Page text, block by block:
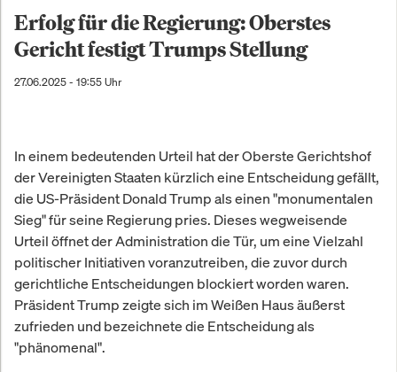
Erfolg für die Regierung: Oberstes
Gericht festigt Trumps Stellung
27.06.2025 - 19:55 Uhr
In einem bedeutenden Urteil hat der Oberste Gerichtshof
der Vereinigten Staaten kürzlich eine Entscheidung gefällt,
die US-Präsident Donald Trump als einen "monumentalen
Sieg" für seine Regierung pries. Dieses wegweisende
Urteil öffnet der Administration die Tür, um eine Vielzahl
politischer Initiativen voranzutreiben, die zuvor durch
gerichtliche Entscheidungen blockiert worden waren.
Präsident Trump zeigte sich im Weißen Haus äußerst
zufrieden und bezeichnete die Entscheidung als
"phänomenal".